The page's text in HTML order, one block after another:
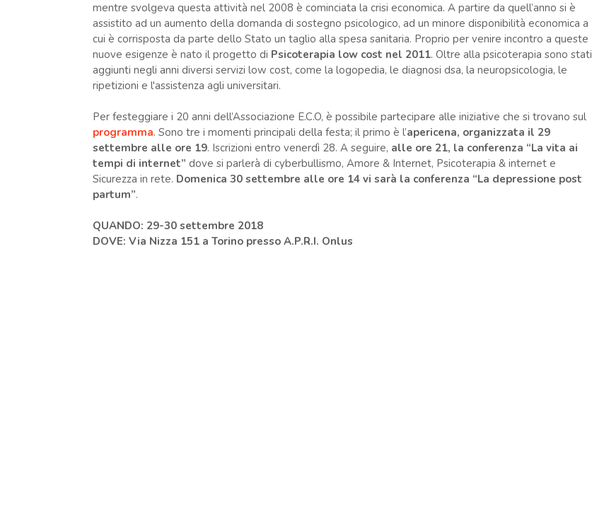
mentre svolgeva questa attività nel 2008 è cominciata la crisi economica. A partire da quell’anno si è
assistito ad un aumento della domanda di sostegno psicologico, ad un minore disponibilità economica a
cui è corrisposta da parte dello Stato un taglio alla spesa sanitaria. Proprio per venire incontro a queste
nuove esigenze è nato il progetto di Psicoterapia low cost nel 2011. Oltre alla psicoterapia sono stati
aggiunti negli anni diversi servizi low cost, come la logopedia, le diagnosi dsa, la neuropsicologia, le
ripetizioni e l'assistenza agli universitari.
Per festeggiare i 20 anni dell’Associazione E.C.O, è possibile partecipare alle iniziative che si trovano sul
programma. Sono tre i momenti principali della festa; il primo è l’apericena, organizzata il 29
settembre alle ore 19. Iscrizioni entro venerdì 28. A seguire, alle ore 21, la conferenza “La vita ai
tempi di internet” dove si parlerà di cyberbullismo, Amore & Internet, Psicoterapia & internet e
Sicurezza in rete. Domenica 30 settembre alle ore 14 vi sarà la conferenza “La depressione post
partum”.
QUANDO: 29-30 settembre 2018
DOVE: Via Nizza 151 a Torino presso A.P.R.I. Onlus